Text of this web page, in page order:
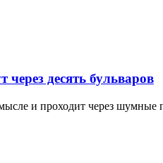
десять бульваров
и проходит через